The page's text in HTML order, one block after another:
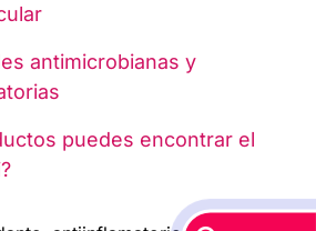
antimicrobianas y
puedes encontrar el